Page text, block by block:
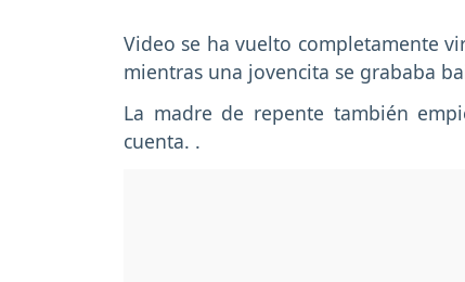
Video se ha vuelto completamente
mientras una jovencita se grababa
La madre de repente también
cuenta. .